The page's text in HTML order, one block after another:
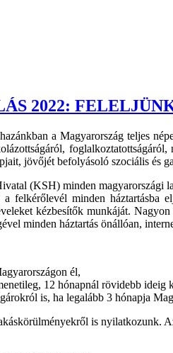
2022:
a Magyarország teljes
jövőjét befolyásoló szociális és
(KSH) minden magyarországi
felkérőlevél minden háztartásba
kézbesítők munkáját.
minden háztartás önállóan,
él,
12 hónapnál rövidebb ideig
is, ha legalább 3 hónapja
is nyilatkozunk.